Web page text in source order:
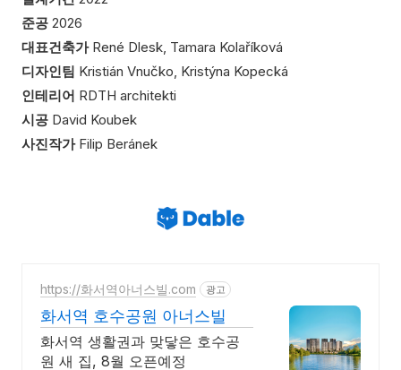
준공 2026
대표건축가René Dlesk, Tamara Kolaříková
디자인팀 Kristián Vnučko, Kristýna Kopecká
인테리어 RDTH architekti
시공 David Koubek
사진작가 Filip Beránek
https://화서역아너스빌.com 광고
화서역 호수공원 아너스빌
화서역 생활권과 맞닿은 호수공
원 새 집, 8월 오픈예정